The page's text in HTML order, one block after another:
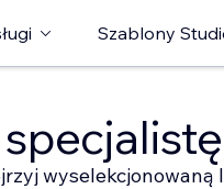
Szablony